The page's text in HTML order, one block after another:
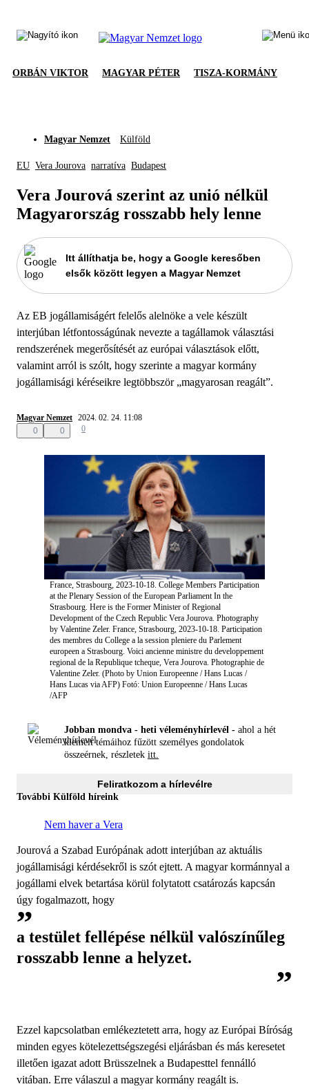
ORBÁN VIKTOR MAGYAR PÉTER TISZA-KORMÁNY
Magyar Nemzet Külföld
EU Vera Jourova narratíva Budapest
Vera Jourová szerint az unió nélkül
Magyarország rosszabb hely lenne
Itt állíthatja be, hogy a Google keresőben
elsők között legyen a Magyar Nemzet
Az EB jogállamiságért felelős alelnöke a vele készült
interjúban létfontosságúnak nevezte a tagállamok választási
rendszerének megerősítését az európai választások előtt,
valamint arról is szólt, hogy szerinte a magyar kormány
jogállamisági kéréseikre legtöbbször „magyarosan reagált”.
Magyar Nemzet 2024. 02. 24. 11:08
0
0 0
France, Strasbourg, 2023-10-18. College Members Participation
at the Plenary Session of the European Parliament In the
Strasbourg. Here is the Former Minister of Regional
Development of the Czech Republic Vera Jourova. Photography
by Valentine Zeler. France, Strasbourg, 2023-10-18. Participation
des membres du College a la session pleniere du Parlement
europeen a Strasbourg. Voici ancienne ministre du developpement
regional de la Republique tcheque, Vera Jourova. Photographie de
Valentine Zeler. (Photo by Union Europeenne / Hans Lucas /
Hans Lucas via AFP) Fotó: Union Europeenne / Hans Lucas
/AFP
Jobban mondva - heti véleményhírlevél - ahol a hét
kiemelt témáihoz fűzött személyes gondolatok
összeérnek, részletek itt.
Feliratkozom a hírlevélre
További Külföld híreink
Nem haver a Vera
Jourová a Szabad Európának adott interjúban az aktuális
jogállamisági kérdésekről is szót ejtett. A magyar kormánnyal a
jogállami elvek betartása körül folytatott csatározás kapcsán
úgy fogalmazott, hogy
a testület fellépése nélkül valószínűleg
rosszabb lenne a helyzet.
Ezzel kapcsolatban emlékeztetett arra, hogy az Európai Bíróság
minden egyes kötelezettségszegési eljárásban és más keresetet
illetően igazat adott Brüsszelnek a Budapesttel fennálló
vitában. Erre válaszul a magyar kormány reagált is.